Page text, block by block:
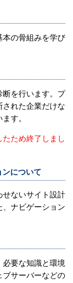
本の骨組みを学び
断を行います。プ
された企業だけな
す。
ため終了しまし
について
せないサイト設計
、ナビゲーション
必要な知識と環境
ブサーバーなどの